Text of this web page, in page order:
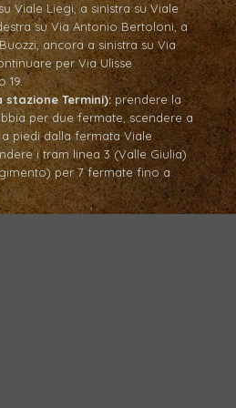
Viale Liegi, a sinistra su Viale
su Via Antonio Bertoloni, a
ancora a sinistra su Via
per Via Ulisse
19.
stazione Termini): prendere la
per due fermate, scendere a
piedi dalla fermata Viale
i tram linea 3 (Valle Giulia)
per 7 fermate fino a